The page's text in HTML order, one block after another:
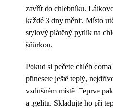
zavřít do chlebníku.
každé 3 dny měnit. Místo
stylový plátěný pytlík na
šňůrkou.
Pokud si pečete chléb
přinesete ještě teplý,
vzdušném místě. Teprve
a igelitu. Skladujte ho při